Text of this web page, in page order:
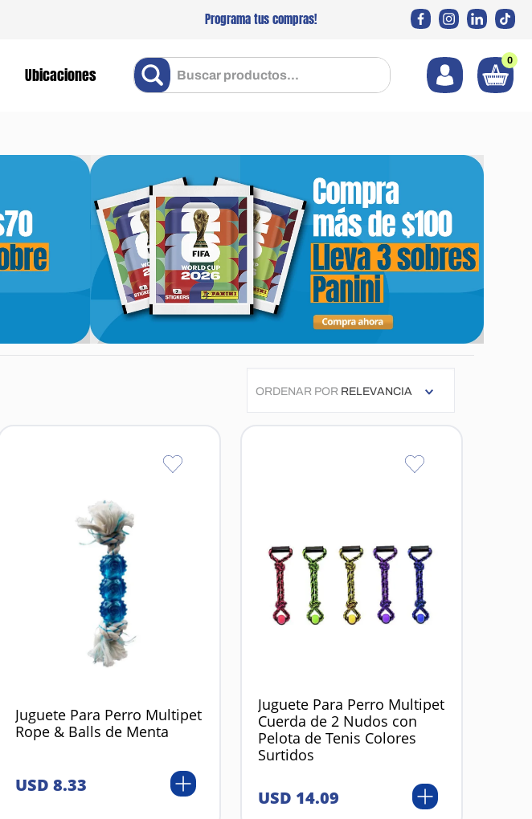
Programa tus compras!
Ubicaciones
Buscar productos... 0
ORDENAR POR RELEVANCIA
Juguete Para Perro Multipet
Rope & Balls de Menta
USD 8.33
Juguete Para Perro Multipet
Cuerda de 2 Nudos con
Pelota de Tenis Colores
Surtidos
USD 14.09